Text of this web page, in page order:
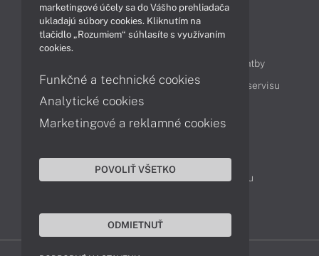
Obsah
Možnosti doručenia a platby
Podpora a servis
Servisné služby Cenník servisu
Kontakty
043 4224 771
Obchodné oddelenie
Reklamácia tovaru
marketingové účely sa do Vášho prehliadača
ukladajú súbory cookies. Kliknutím na
tlačidlo „Rozumiem“ súhlasíte s využívaním
cookies.
Funkčné a technické cookies
Analytické cookies
Marketingové a reklamné cookies
POVOLIŤ VŠETKO
ODMIETNUŤ